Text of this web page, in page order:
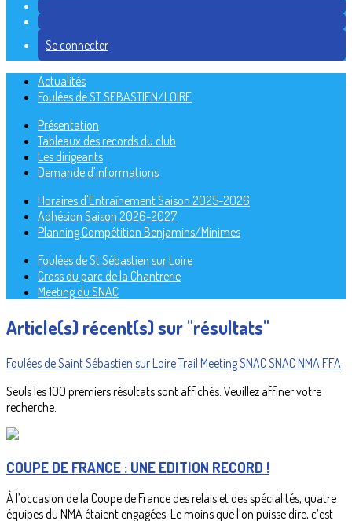
Se connecter
Actualités
Foulées de ST SEBASTIEN/LOIRE
Présentation
Tableaux des records du club
Les dirigeants
Demande d'informations
Horaires d'Entraînement Saison 2025-2026
Adhésion Saison 2026-2027
Planning Compétition Benjamins/Minimes
Foulées de St Sébastien sur Loire
Cross du parc de la Chantrerie
Meeting du SNAC
Article(s) récent(s) sur "résultats"
Foulées de Saint Sébastien sur LoireTrail Meeting SNACSNACNMA FFA
Seuls les 100 premiers résultats sont affichés. Veuillez affiner votre
recherche.
COUPE DE FRANCE : UNE EDITION RECORD !
À l’occasion de la Coupe de France des relais et des spécialités, quatre
équipes du NMA étaient engagées. Le moins que l’on puisse dire, c’est